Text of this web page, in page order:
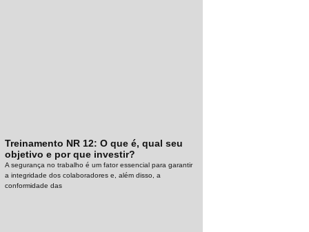
Treinamento NR 12: O que é, qual seu
objetivo e por que investir?
A segurança no trabalho é um fator essencial para garantir
a integridade dos colaboradores e, além disso, a
conformidade das